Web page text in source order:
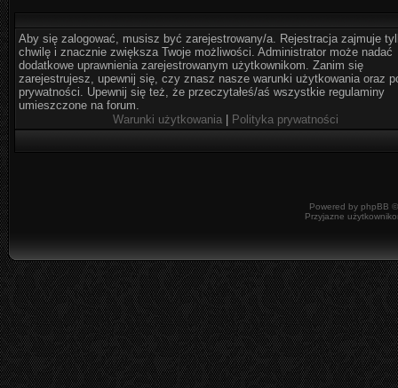
Aby się zalogować, musisz być zarejestrowany/a. Rejestracja zajmuje
chwilę i znacznie zwiększa Twoje możliwości. Administrator może nadać
dodatkowe uprawnienia zarejestrowanym użytkownikom. Zanim się
zarejestrujesz, upewnij się, czy znasz nasze warunki użytkowania oraz
prywatności. Upewnij się też, że przeczytałeś/aś wszystkie regulaminy
umieszczone na forum.
Warunki użytkowania| Polityka prywatności
Powered by phpBB
Przyjazne